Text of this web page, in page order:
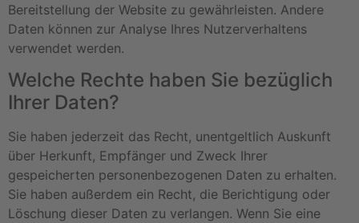
Bereitstellung der Website zu gewährleisten. Andere
Daten können zur Analyse Ihres Nutzerverhaltens
verwendet werden.
Welche Rechte haben Sie bezüglich
Ihrer Daten?
Sie haben jederzeit das Recht, unentgeltlich Auskunft
über Herkunft, Empfänger und Zweck Ihrer
gespeicherten personenbezogenen Daten zu erhalten.
Sie haben außerdem ein Recht, die Berichtigung oder
Löschung dieser Daten zu verlangen. Wenn Sie eine